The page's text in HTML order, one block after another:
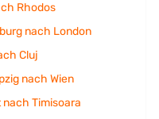
Rhodos
nach London
Cluj
nach Wien
Timisoara